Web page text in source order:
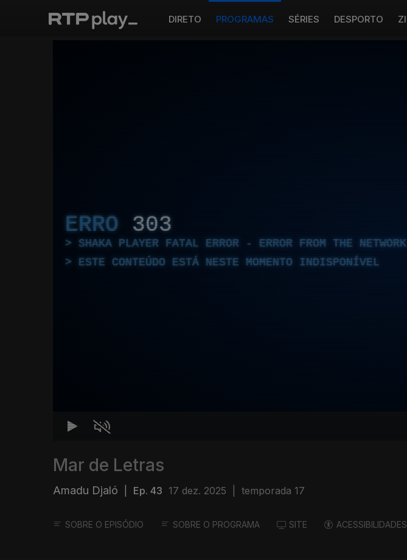
DIRETO PROGRAMAS SÉRIES DESPORTO
ERRO 303
SHAKA PLAYER FATAL ERROR - ERROR FROM THE
ESTE CONTEÚDO ESTÁ NESTE MOMENTO INDISPONÍVEL
Mar de Letras
Amadu Djaló Ep. 43 17 dez. 2025 temporada 17
SOBRE O EPISÓDIO SOBRE O PROGRAMA SITE ACESSIBILIDADES